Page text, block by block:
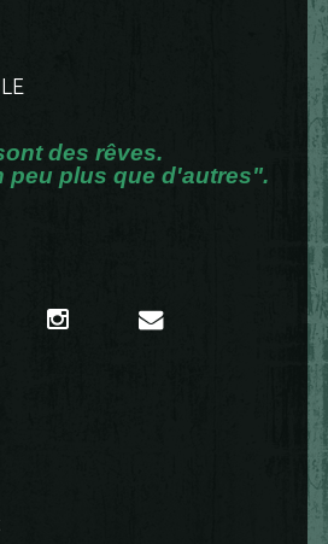
des rêves.
peu plus que d'autres".